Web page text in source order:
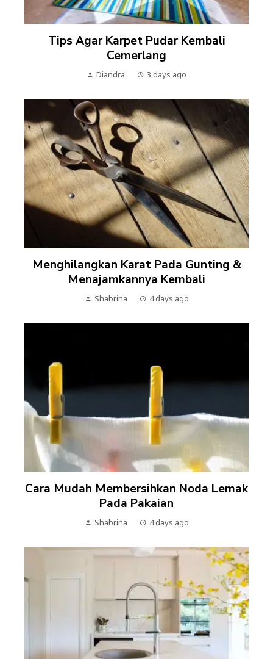
Tips Agar Karpet Pudar Kembali
Cemerlang
Diandra 3 days ago
Menghilangkan Karat Pada Gunting &
Menajamkannya Kembali
Shabrina 4 days ago
Cara Mudah Membersihkan Noda Lemak
Pada Pakaian
Shabrina 4 days ago